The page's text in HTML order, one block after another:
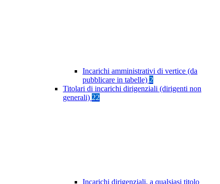
Incarichi amministrativi di vertice (da
pubblicare in tabelle) 2
Titolari di incarichi dirigenziali (dirigenti non
generali) 22
Incarichi dirigenziali, a qualsiasi titolo